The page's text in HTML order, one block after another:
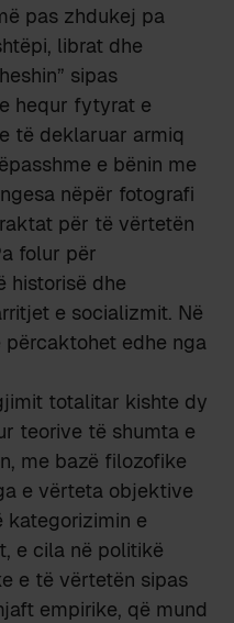
pas zhdukej pa
librat dhe
sipas
hequr fytyrat e
të deklaruar armiq
e bënin me
nëpër fotografi
për të vërtetën
folur për
historisë dhe
e socializmit. Në
edhe nga
totalitar kishte dy
teorive të shumta e
me bazë filozofike
e vërteta objektive
kategorizimin e
e cila në politikë
e të vërtetën sipas
empirike, që mund